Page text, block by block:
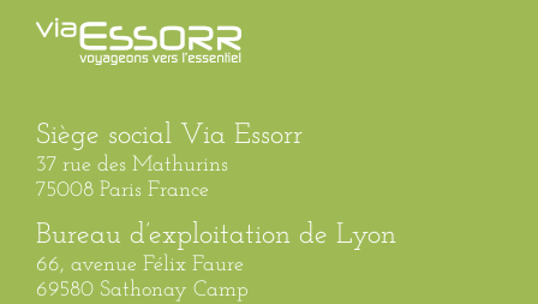
Siège social Via Essorr
37 rue des Mathurins
75008 Paris France
Bureau d’exploitation de Lyon
66, avenue Félix Faure
69580 Sathonay Camp